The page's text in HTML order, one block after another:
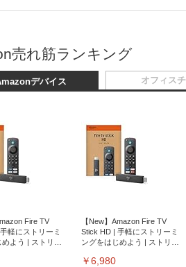
売れ筋ランキング
デバイス
Fire TV
軽にストリーミ
よう | ストリー
【New】Amazon Fire TV
Stick HD | 手軽にストリーミ
ングをはじめよう | ストリー
￥6,980
オフィス